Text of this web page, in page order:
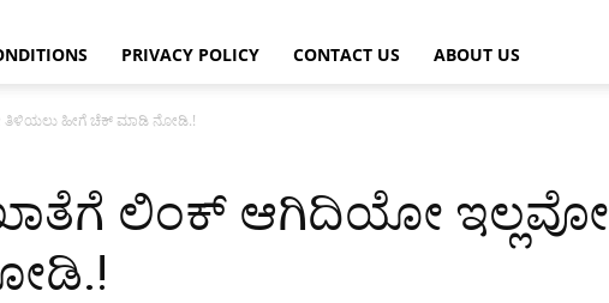
PRIVACY POLICY CONTACT US ABOUT US
ತಿಳಿಯಲು ಹೀಗೆ ಚೆಕ್ ಮಾಡಿ ನೋಡಿ.!
ಖಾತೆಗೆ ಲಿಂಕ್ ಆಗಿದಿಯೋ ಇಲ್ಲವೋ